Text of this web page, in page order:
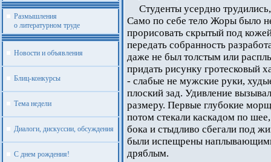
Размышления
о литературном труде
Новости и объявления
Блиц-конкурсы
Тема недели
Диалоги, дискуссии, обсуждения
С днем рождения!
Студенты усердно
Само по себе тело Жоры было
прорисовать скрытый под
передать собранность
даже не был толстым или
придать рисунку гротесковый
- слабые не мужские руки,
плоский зад. Удивление
размеру. Первые глубокие
потом стекали каскадом по
бока и стыдливо сбегали под
были испещрены
дряблым.